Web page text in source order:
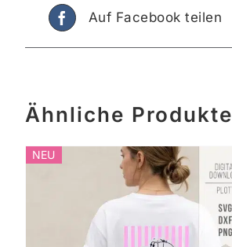
Auf Facebook teilen
Ähnliche Produkte
NEU